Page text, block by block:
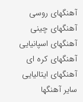
آهنگهای روسی
آهنگهای چینی
آهنگهای اسپانیایی
آهنگهای کره ای
آهنگهای ایتالیایی
سایر آهنگها